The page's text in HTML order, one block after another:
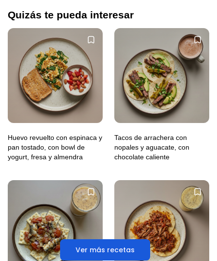
Quizás te pueda interesar
Ver más recetas
Huevo revuelto con espinaca y
pan tostado, con bowl de
yogurt, fresa y almendra
Tacos de arrachera con
nopales y aguacate, con
chocolate caliente